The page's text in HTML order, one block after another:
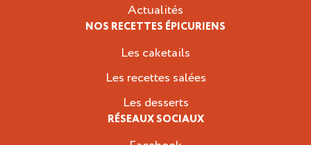
Actualités
NOS RECETTES ÉPICURIENS
Les caketails
Les recettes salées
Les desserts
RÉSEAUX SOCIAUX